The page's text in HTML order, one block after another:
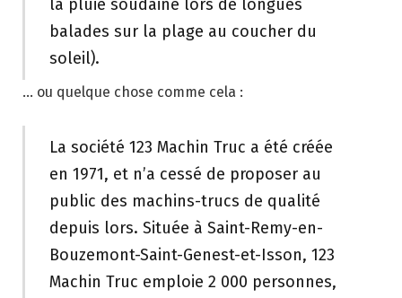
la pluie soudaine lors de longues
balades sur la plage au coucher du
soleil).
… ou quelque chose comme cela :
La société 123 Machin Truc a été créée
en 1971, et n’a cessé de proposer au
public des machins-trucs de qualité
depuis lors. Située à Saint-Remy-en-
Bouzemont-Saint-Genest-et-Isson, 123
Machin Truc emploie 2 000 personnes,